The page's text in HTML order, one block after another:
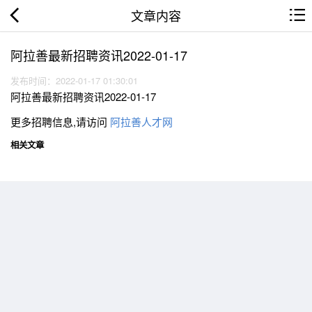
文章内容
阿拉善最新招聘资讯2022-01-17
发布时间：2022-01-17 01:30:01
阿拉善最新招聘资讯2022-01-17
更多招聘信息,请访问 阿拉善人才网
相关文章